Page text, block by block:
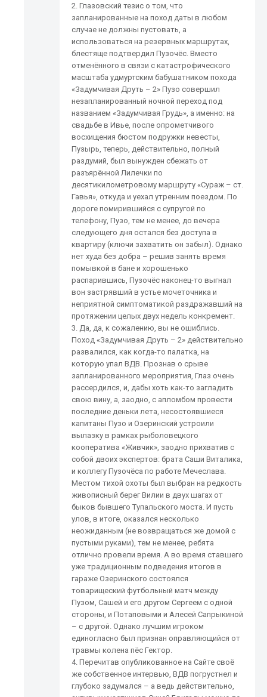
2. Глазовский тезис о том, что
запланированные на поход даты в любом
случае не должны пустовать, а
использоваться на резервных маршрутах,
блестяще подтвердил Пузочёс. Вместо
отменённого в связи с катастрофического
масштаба удмуртским бабушатником похода
«Задумчивая Друть – 2» Пузо совершил
незапланированный ночной переход под
названием «Задумчивая Грудь», а именно: на
свадьбе в Ивье, после опрометчивого
восхищения бюстом подружки невесты,
Пузырь, теперь, действительно, полный
раздумий, был вынужден сбежать от
разъярённой Лилечки по
десятикилометровому маршруту «Сураж – ст.
Гавья», откуда и уехал утренним поездом. По
дороге помирившийся с супругой по
телефону, Пузо, тем не менее, до вечера
следующего дня остался без доступа в
квартиру (ключи захватить он забыл). Однако
нет худа без добра – решив занять время
помывкой в бане и хорошенько
распарившись, Пузочёс наконец-то выгнал
вон застрявший в устье мочеточника и
неприятной симптоматикой раздражавший на
протяжении целых двух недель конкремент.
3. Да, да, к сожалению, вы не ошиблись.
Поход «Задумчивая Друть – 2» действительно
развалился, как когда-то палатка, на
которую упал ВДВ. Прознав о срыве
запланированного мероприятия, Глаз очень
рассердился, и, дабы хоть как-то загладить
свою вину, а, заодно, с апломбом провести
последние деньки лета, несостоявшиеся
капитаны Пузо и Озеринский устроили
вылазку в рамках рыболовецкого
кооператива «Живчик», заодно прихватив с
собой двоих экспертов: брата Саши Виталика,
и коллегу Пузочёса по работе Мечеслава.
Местом тихой охоты был выбран на редкость
живописный берег Вилии в двух шагах от
быков бывшего Тупальского моста. И пусть
улов, в итоге, оказался несколько
неожиданным (не возвращаться же домой с
пустыми руками), тем не менее, ребята
отлично провели время. А во время ставшего
уже традиционным подведения итогов в
гараже Озеринского состоялся
товарищеский футбольный матч между
Пузом, Сашей и его другом Сергеем с одной
стороны, и Потаповыми и Алесей Сапрыкиной
– с другой. Однако лучшим игроком
единогласно был признан оправляющийся от
травмы колена пёс Гектор.
4. Перечитав опубликованное на Сайте своё
же собственное интервью, ВДВ погрустнел и
глубоко задумался – а ведь действительно,